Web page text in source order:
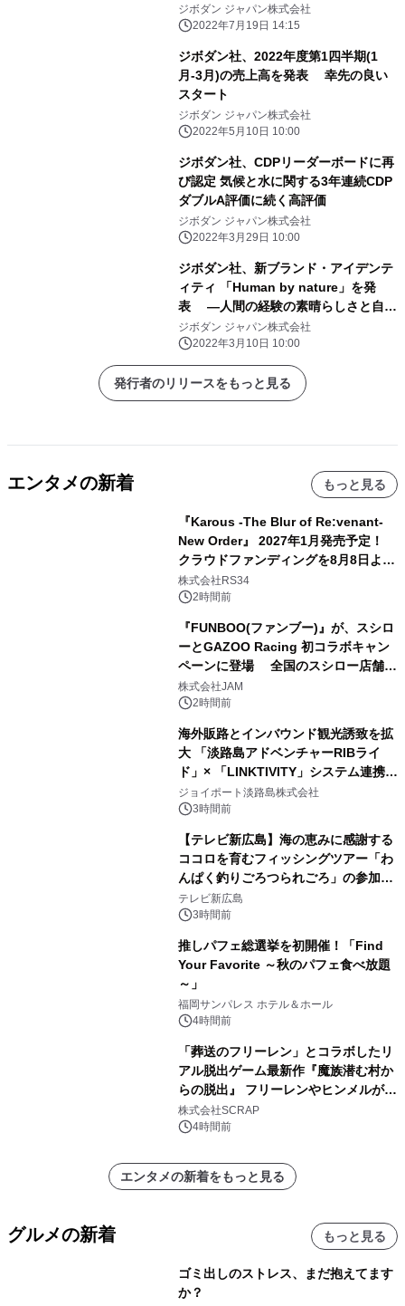
ジボダン ジャパン株式会社
2022年7月19日 14:15
ジボダン社、2022年度第1四半期(1
月-3月)の売上高を発表 幸先の良い
スタート
ジボダン ジャパン株式会社
2022年5月10日 10:00
ジボダン社、CDPリーダーボードに再
び認定 気候と水に関する3年連続CDP
ダブルA評価に続く高評価
ジボダン ジャパン株式会社
2022年3月29日 10:00
ジボダン社、新ブランド・アイデンテ
ィティ 「Human by nature」を発
表 ―人間の経験の素晴らしさと自然
とのつながりを称える―
ジボダン ジャパン株式会社
2022年3月10日 10:00
発行者のリリースをもっと見る
エンタメの新着 もっと見る
『Karous -The Blur of Re:venant-
New Order』 2027年1月発売予定！
クラウドファンディングを8月8日より
開始
株式会社RS34
2時間前
『FUNBOO(ファンブー)』が、スシロ
ーとGAZOO Racing 初コラボキャン
ペーンに登場 全国のスシロー店舗で
GR 4車種の FUNBOO(ミニカー)付き
メニューが展開されます
株式会社JAM
2時間前
海外販路とインバウンド観光誘致を拡
大 「淡路島アドベンチャーRIBライ
ド」× 「LINKTIVITY」システム連携を
開始！
ジョイポート淡路島株式会社
3時間前
【テレビ新広島】海の恵みに感謝する
ココロを育むフィッシングツアー「わ
んぱく釣りごろつられごろ」の参加小
学生を募集
テレビ新広島
3時間前
推しパフェ総選挙を初開催！「Find
Your Favorite ～秋のパフェ食べ放題
～」
福岡サンパレス ホテル＆ホール
4時間前
「葬送のフリーレン」とコラボしたリ
アル脱出ゲーム最新作『魔族潜む村か
らの脱出』 フリーレンやヒンメルが武
器を手に魔族を見据える描き下ろしメ
インビジュアル公開
株式会社SCRAP
4時間前
エンタメの新着をもっと見る
グルメの新着 もっと見る
ゴミ出しのストレス、まだ抱えてます
か？